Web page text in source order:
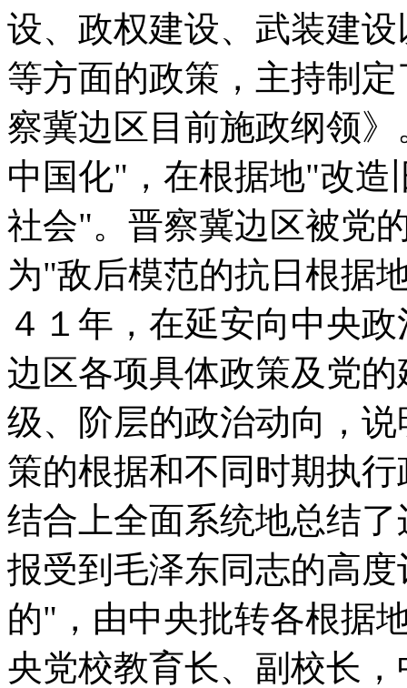
设、政权建设、武装建
等方面的政策，主持制
察冀边区目前施政纲领
中国化"，在根据地"改造
社会"。晋察冀边区被党
为"敌后模范的抗日根据
４１年，在延安向中央
边区各项具体政策及党
级、阶层的政治动向，
策的根据和不同时期执
结合上全面系统地总结
报受到毛泽东同志的高
的"，由中央批转各根据
央党校教育长、副校长